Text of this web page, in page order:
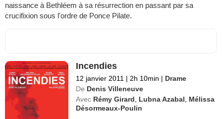
naissance à Bethléem à sa résurrection en passant par sa
crucifixion sous l'ordre de Ponce Pilate.
Incendies
12 janvier 2011 | 2h 10min | Drame
De Denis Villeneuve
Avec Rémy Girard, Lubna Azabal, Mélissa
Désormeaux-Poulin